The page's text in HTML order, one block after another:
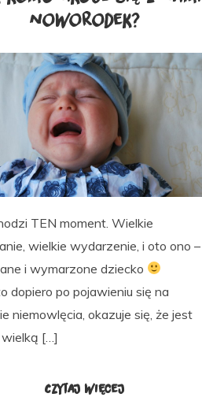
noworodek?
TEN moment. Wielkie
wielkie wydarzenie, i oto ono –
i wymarzone dziecko
dopiero po pojawieniu się na
niemowlęcia, okazuje się, że jest
[…]
Czytaj więcej